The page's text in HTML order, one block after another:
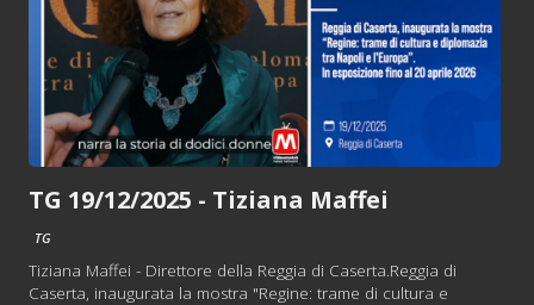
TG 19/12/2025 - Tiziana Maffei
TG
Tiziana Maffei - Direttore della Reggia di Caserta.Reggia di
Caserta, inaugurata la mostra "Regine: trame di cultura e